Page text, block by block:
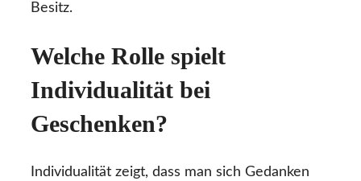
Besitz.
Welche Rolle spielt
Individualität bei
Geschenken?
Individualität zeigt, dass man sich Gedanken